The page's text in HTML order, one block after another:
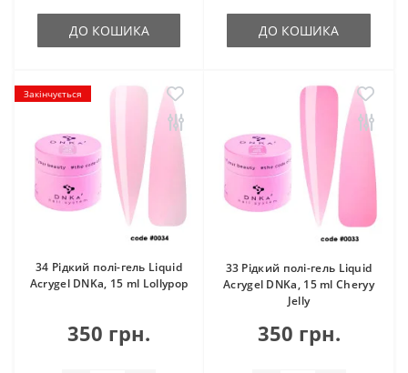
ДО КОШИКА ДО КОШИКА
Закінчується
34 Рідкий полі-гель Liquid
Acrygel DNKa, 15 ml Lollypop
350 грн.
33 Рідкий полі-гель Liquid
Acrygel DNKa, 15 ml Cheryy
Jelly
350 грн.